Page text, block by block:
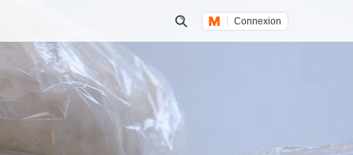
Lancer une recherche
Connexion